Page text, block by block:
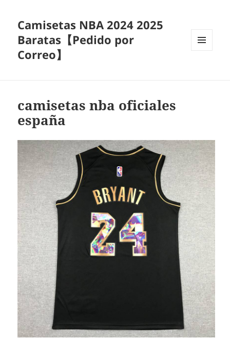
Camisetas NBA 2024 2025
Baratas【Pedido por
Correo】
camisetas nba oficiales
españa